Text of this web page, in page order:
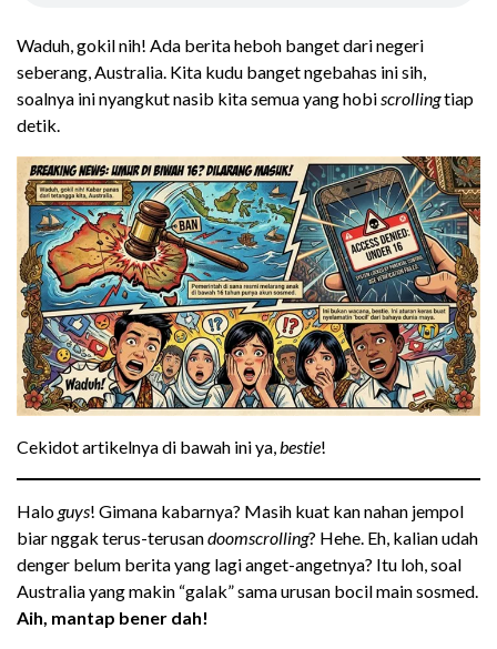
Waduh, gokil nih! Ada berita heboh banget dari negeri
seberang, Australia. Kita kudu banget ngebahas ini sih,
soalnya ini nyangkut nasib kita semua yang hobiscrollingtiap
detik.
Cekidot artikelnya di bawah ini ya,bestie!
Haloguys! Gimana kabarnya? Masih kuat kan nahan jempol
biar nggak terus-terusandoomscrolling? Hehe. Eh, kalian udah
denger belum berita yang lagi anget-angetnya? Itu loh, soal
Australia yang makin “galak” sama urusan bocil main sosmed.
Aih, mantap bener dah!